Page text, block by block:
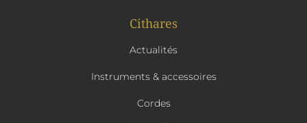
Cithares
Actualités
Instruments & accessoires
Cordes